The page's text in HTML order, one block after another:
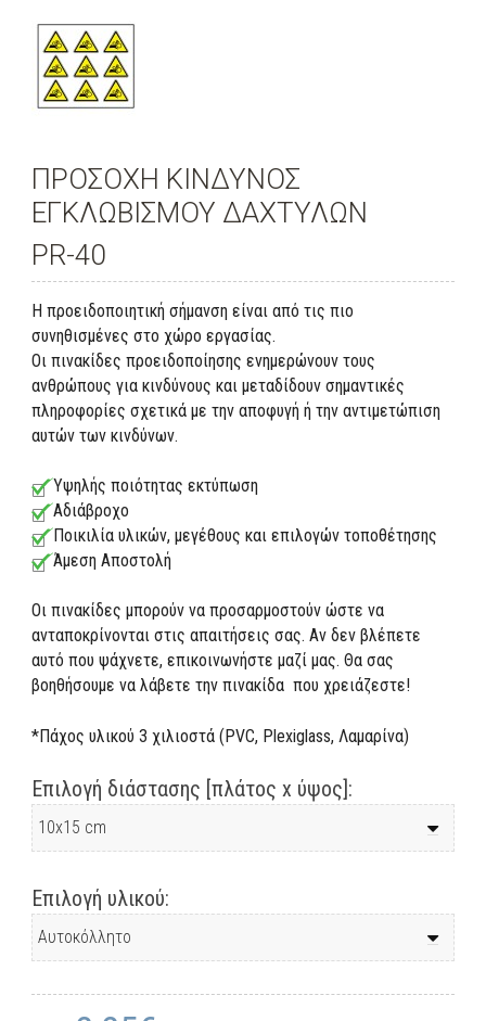
ΠΡΟΣΟΧΗ ΚΙΝΔΥΝΟΣ
ΕΓΚΛΩΒΙΣΜΟΥ ΔΑΧΤΥΛΩΝ
PR-40
Η προειδοποιητική σήμανση είναι από τις πιο
συνηθισμένες στο χώρο εργασίας.
Οι πινακίδες προειδοποίησης ενημερώνουν τους
ανθρώπους για κινδύνους και μεταδίδουν σημαντικές
πληροφορίες σχετικά με την αποφυγή ή την αντιμετώπιση
αυτών των κινδύνων.
Υψηλής ποιότητας εκτύπωση
Αδιάβροχο
Ποικιλία υλικών, μεγέθους και επιλογών τοποθέτησης
Άμεση Αποστολή
Οι πινακίδες μπορούν να προσαρμοστούν ώστε να
ανταποκρίνονται στις απαιτήσεις σας. Αν δεν βλέπετε
αυτό που ψάχνετε, επικοινωνήστε μαζί μας. Θα σας
βοηθήσουμε να λάβετε την πινακίδα που χρειάζεστε!
*Πάχος υλικού 3 χιλιοστά (PVC, Plexiglass, Λαμαρίνα)
Επιλογή διάστασης [πλάτος x ύψος]:
Επιλογή υλικού: